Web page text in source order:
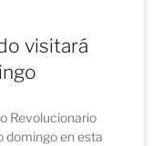
visitará
Revolucionario
domingo en esta